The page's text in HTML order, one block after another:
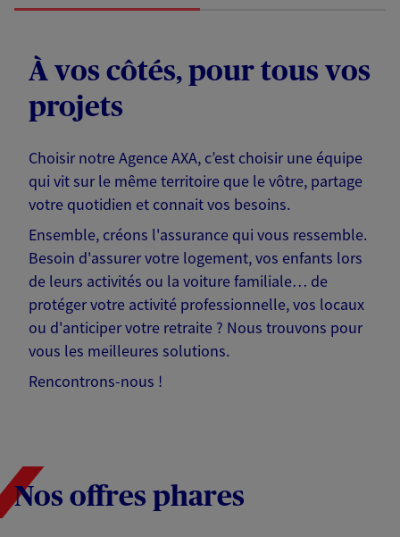
À vos côtés, pour tous vos
projets
Choisir notre Agence AXA, c’est choisir une équipe
qui vit sur le même territoire que le vôtre, partage
votre quotidien et connait vos besoins.
Ensemble, créons l'assurance qui vous ressemble.
Besoin d'assurer votre logement, vos enfants lors
de leurs activités ou la voiture familiale… de
protéger votre activité professionnelle, vos locaux
ou d'anticiper votre retraite ? Nous trouvons pour
vous les meilleures solutions.
Rencontrons-nous !
Nos offres phares